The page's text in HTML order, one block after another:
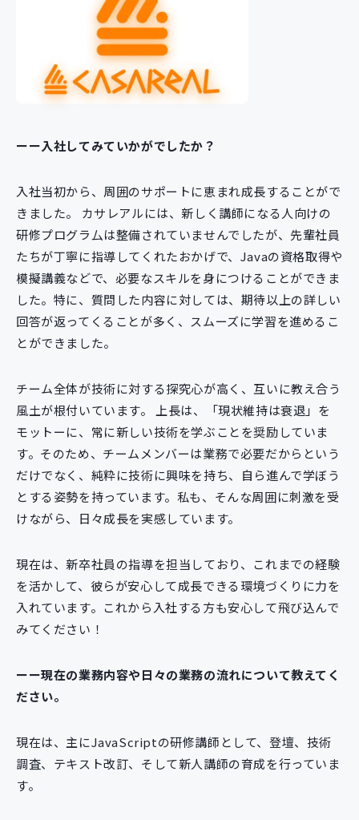
ーー入社してみていかがでしたか？
入社当初から、周囲のサポートに恵まれ成長することがで
きました。 カサレアルには、新しく講師になる人向けの
研修プログラ厶は整備されていませんでしたが、先輩社員
たちが丁寧に指導してくれたおかげで、Javaの資格取得や
模擬講義などで、必要なスキルを身につけることができま
した。特に、質問した内容に対しては、期待以上の詳しい
回答が返ってくることが多く、スムーズに学習を進めるこ
とができました。
チーム全体が技術に対する探究心が高く、互いに教え合う
風土が根付いています。 上長は、「現状維持は衰退」を
モットーに、常に新しい技術を学ぶことを奨励していま
す。そのため、チームメンバーは業務で必要だからという
だけでなく、純粋に技術に興味を持ち、自ら進んで学ぼう
とする姿勢を持っています。私も、そんな周囲に刺激を受
けながら、日々成長を実感しています。
現在は、新卒社員の指導を担当しており、これまでの経験
を活かして、彼らが安心して成長できる環境づくりに力を
入れています。これから入社する方も安心して飛び込んで
みてください！
ーー現在の業務内容や日々の業務の流れについて教えてく
ださい。
現在は、主にJavaScriptの研修講師として、登壇、技術
調査、テキスト改訂、そして新人講師の育成を行っていま
す。